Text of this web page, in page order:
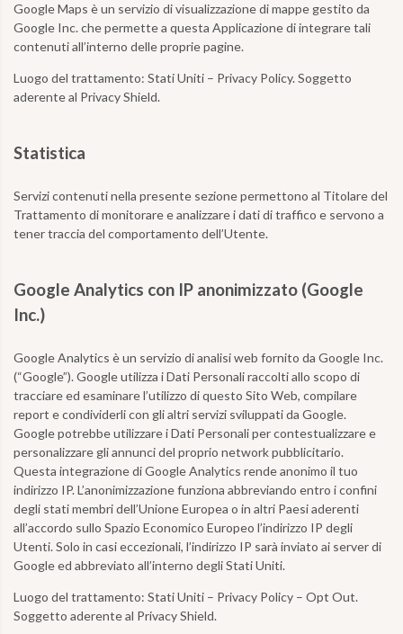
Google Maps è un servizio di visualizzazione di mappe gestito da
Google Inc. che permette a questa Applicazione di integrare tali
contenuti all’interno delle proprie pagine.
Luogo del trattamento: Stati Uniti – Privacy Policy. Soggetto
aderente al Privacy Shield.
Statistica
Servizi contenuti nella presente sezione permettono al Titolare del
Trattamento di monitorare e analizzare i dati di traffico e servono a
tener traccia del comportamento dell’Utente.
Google Analytics con IP anonimizzato (Google
Inc.)
Google Analytics è un servizio di analisi web fornito da Google Inc.
(“Google”). Google utilizza i Dati Personali raccolti allo scopo di
tracciare ed esaminare l’utilizzo di questo Sito Web, compilare
report e condividerli con gli altri servizi sviluppati da Google.
Google potrebbe utilizzare i Dati Personali per contestualizzare e
personalizzare gli annunci del proprio network pubblicitario.
Questa integrazione di Google Analytics rende anonimo il tuo
indirizzo IP. L’anonimizzazione funziona abbreviando entro i confini
degli stati membri dell’Unione Europea o in altri Paesi aderenti
all’accordo sullo Spazio Economico Europeo l’indirizzo IP degli
Utenti. Solo in casi eccezionali, l’indirizzo IP sarà inviato ai server di
Google ed abbreviato all’interno degli Stati Uniti.
Luogo del trattamento: Stati Uniti – Privacy Policy – Opt Out.
Soggetto aderente al Privacy Shield.